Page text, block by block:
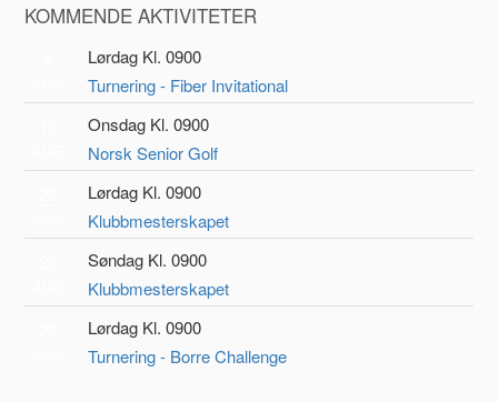
KOMMENDE AKTIVITETER
Lørdag Kl. 0900
Turnering - Fiber Invitational
Onsdag Kl. 0900
Norsk Senior Golf
Lørdag Kl. 0900
Klubbmesterskapet
Søndag Kl. 0900
Klubbmesterskapet
Lørdag Kl. 0900
Turnering - Borre Challenge